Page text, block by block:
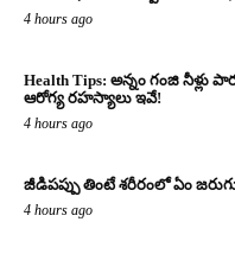
4 hours ago
Health Tips: అన్నం గంజి నీళ్లు
ఆరోగ్య రహస్యాలు ఇవే!
4 hours ago
జీడిపప్పు తింటే శరీరంలో ఏం
4 hours ago